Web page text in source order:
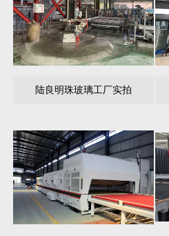
陆良明珠玻璃工厂实拍